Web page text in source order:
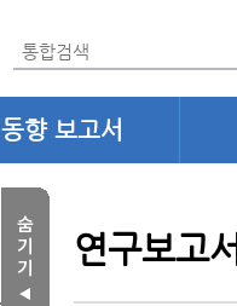
동향 보고서
연구보고서